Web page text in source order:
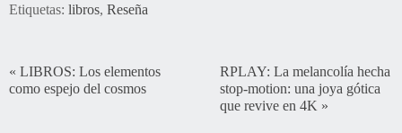
Etiquetas: libros, Reseña
« LIBROS: Los elementos
como espejo del cosmos
RPLAY: La melancolía hecha
stop-motion: una joya gótica
que revive en 4K »